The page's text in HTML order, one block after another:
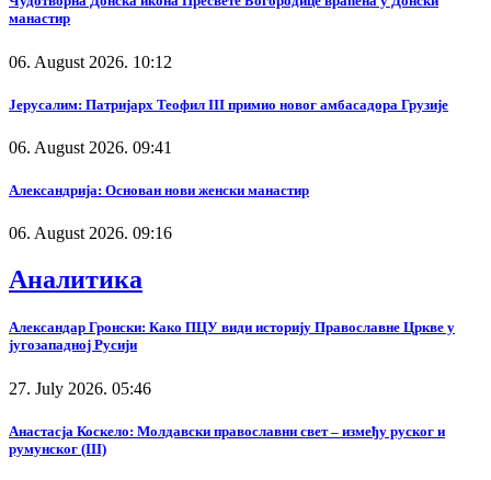
манастир
06. August 2026. 10:12
Јерусалим: Патријарх Теофил III примио новог амбасадора Грузије
06. August 2026. 09:41
Александрија: Основан нови женски манастир
06. August 2026. 09:16
Аналитика
Александар Гронски: Како ПЦУ види историју Православне Цркве у
југозападној Русији
27. July 2026. 05:46
Анастасја Коскело: Молдавски православни свет – између руског и
румунског (III)